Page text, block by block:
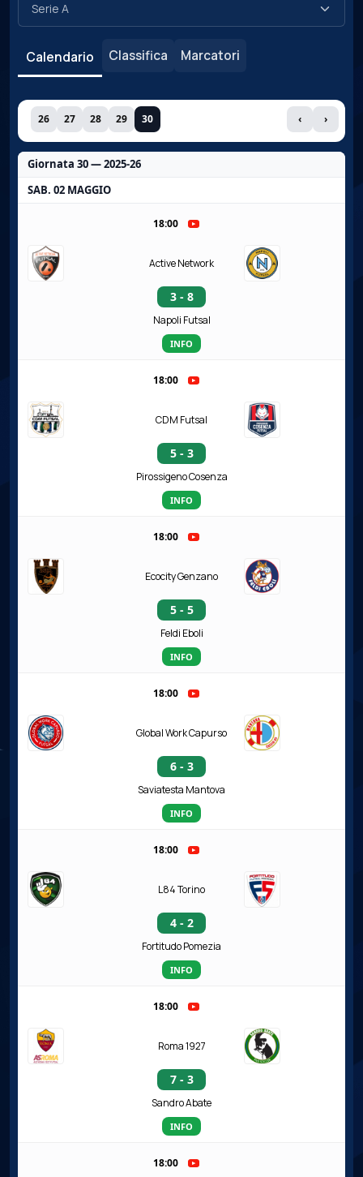
Calendario Classifica Marcatori
26 27 28 29 30 ‹ ›
Giornata 30 — 2025-26
SAB. 02 MAGGIO
18:00
Active Network
3 - 8
Napoli Futsal
INFO
18:00
CDM Futsal
5 - 3
Pirossigeno Cosenza
INFO
18:00
Ecocity Genzano
5 - 5
Feldi Eboli
INFO
18:00
Global Work Capurso
6 - 3
Saviatesta Mantova
INFO
18:00
L84 Torino
4 - 2
Fortitudo Pomezia
INFO
18:00
Roma 1927
7 - 3
Sandro Abate
INFO
18:00